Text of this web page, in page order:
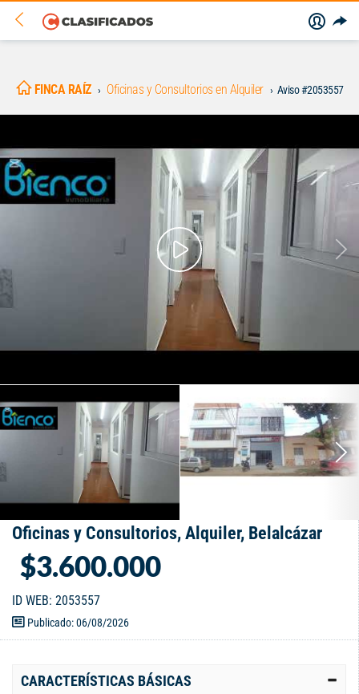
FINCA RAÍZ Oficinas y Consultorios en Alquiler Aviso #2053557
Oficinas y Consultorios, Alquiler, Belalcázar
$3.600.000
ID WEB: 2053557
Publicado: 06/08/2026
CARACTERÍSTICAS BÁSICAS